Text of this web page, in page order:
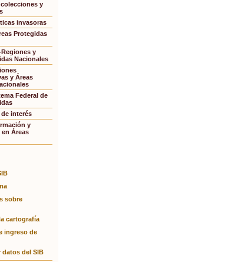
y
invasoras
Protegidas
Regiones y
Nacionales
y Áreas
Federal de
interés
y
Áreas
sobre
cartografía
ingreso de
datos del SIB